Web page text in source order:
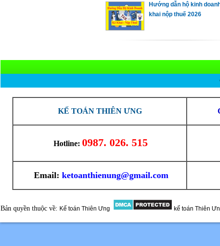
Hướng dẫn hộ kinh
khai nộp thuế 2026
KẾ TOÁN THIÊN ƯNG
Hotline: 0987. 026. 515
Email: ketoanthienung@gmail.com
Bản quyền thuộc về: Kế toán Thiên Ưng kế toán Thiên